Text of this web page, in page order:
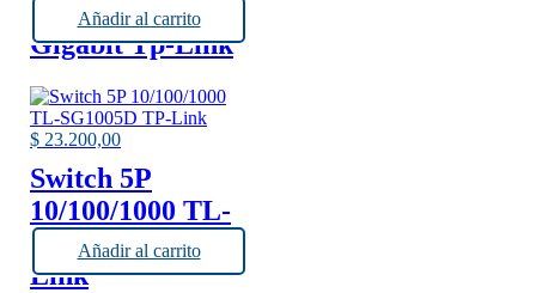
GPON B+
Gigabit Tp-Link
Añadir al carrito
$ 23.200,00
Switch 5P
10/100/1000 TL-
SG1005D TP-
Link
Añadir al carrito